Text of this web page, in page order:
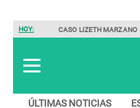
HOY: CASO LIZETH MARZANO
ÚLTIMAS NOTICIAS